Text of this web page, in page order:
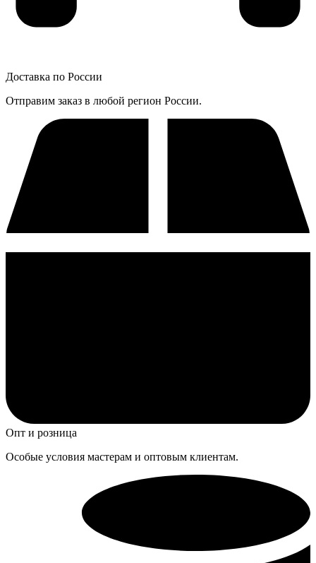
Доставка по России
Отправим заказ в любой регион России.
Опт и розница
Особые условия мастерам и оптовым клиентам.